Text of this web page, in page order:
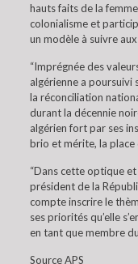
hauts faits de la
colonialisme et
un modèle à suivre
“Imprégnée des
algérienne a
la réconciliation
durant la décennie
algérien fort par ses
brio et mérite, la place
“Dans cette optique
président de la
compte inscrire le
ses priorités qu’elle
en tant que membre
Source APS